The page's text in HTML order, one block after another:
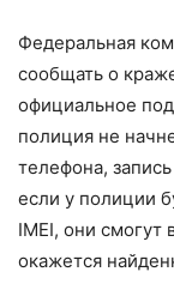
Федеральная
сообщать о
официальное
полиция не
телефона,
если у полиции
IMEI, они смогут
окажется